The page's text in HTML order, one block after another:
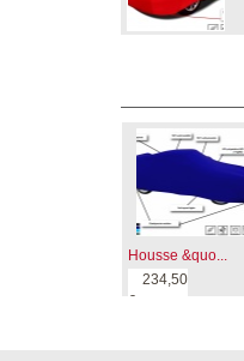
Housse &quo...
234,50
€